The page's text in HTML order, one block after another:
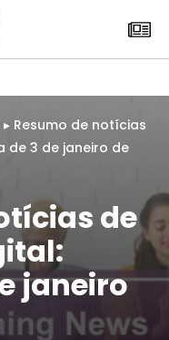
▸ Resumo de notícias
de 3 de janeiro de
de
janeiro